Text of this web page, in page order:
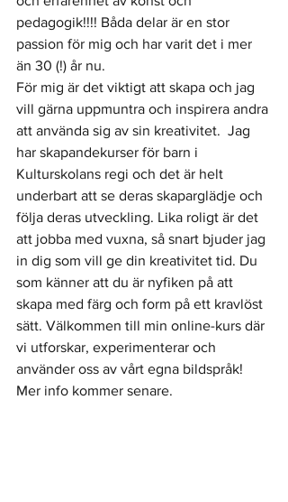
pedagogik!!!! Båda delar är en stor
passion för mig och har varit det i mer
än 30 (!) år nu.
För mig är det viktigt att skapa och jag
vill gärna uppmuntra och inspirera andra
att använda sig av sin kreativitet.  Jag
har skapandekurser för barn i
Kulturskolans regi och det är helt
underbart att se deras skaparglädje och
följa deras utveckling. Lika roligt är det
att jobba med vuxna, så snart bjuder jag
in dig som vill ge din kreativitet tid. Du
som känner att du är nyfiken på att
skapa med färg och form på ett kravlöst
sätt. Välkommen till min online-kurs där
vi utforskar, experimenterar och
använder oss av vårt egna bildspråk!
Mer info kommer senare.